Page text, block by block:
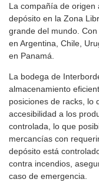
La compañía de origen
depósito en la Zona
grande del mundo.
en Argentina, Chile,
en Panamá.
La bodega de
almacenamiento
posiciones de racks, lo
accesibilidad a los
controlada, lo que
mercancías con
depósito está
contra incendios,
caso de emergencia.